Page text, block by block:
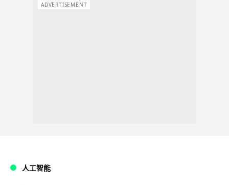
ADVERTISEMENT
人工智能